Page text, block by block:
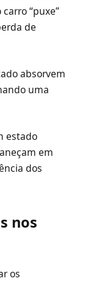
“puxe”
de
absorvem
uma
estado
em
dos
nos
os